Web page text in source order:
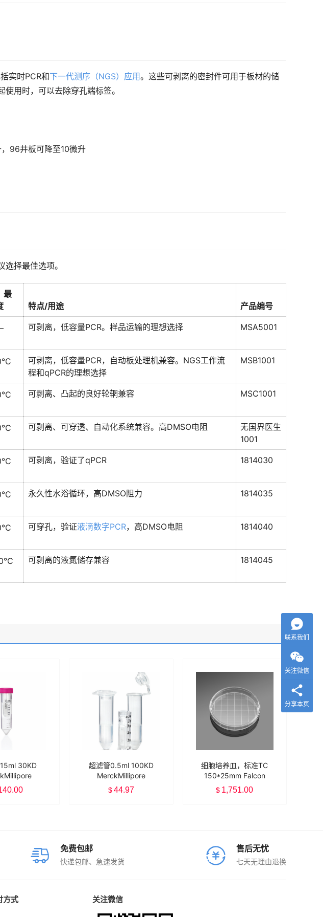
实时PCR和下一代测序（NGS）应用。这些可剥离的密封件可用于板材的储
用时，可以去除穿孔端标签。
96井板可降至10微升
择最佳选项。
最
特点/用途 产品编号
可剥离，低容量PCR。样品运输的理想选择 MSA5001
可剥离，低容量PCR，自动板处理机兼容。NGS工作流
程和qPCR的理想选择
MSB1001
可剥离、凸起的良好轮辋兼容 MSC1001
可剥离、可穿透、自动化系统兼容。高DMSO电阻
无国界医生
1001
可剥离，验证了qPCR 1814030
永久性水浴循环，高DMSO阻力 1814035
可穿孔，验证液滴数字PCR，高DMSO电阻 1814040
可剥离的液氮储存兼容 1814045
30KD
超滤管0.5ml 100KD
MerckMillipore
UFC5100BK
$ 44.97
细胞培养皿，标准TC
150*25mm Falcon
353025
$ 1,751.00
免费包邮
快递包邮、急速发货
售后无忧
七天无理由退换
方式 关注微信
联系我们
关注微信
分享本页